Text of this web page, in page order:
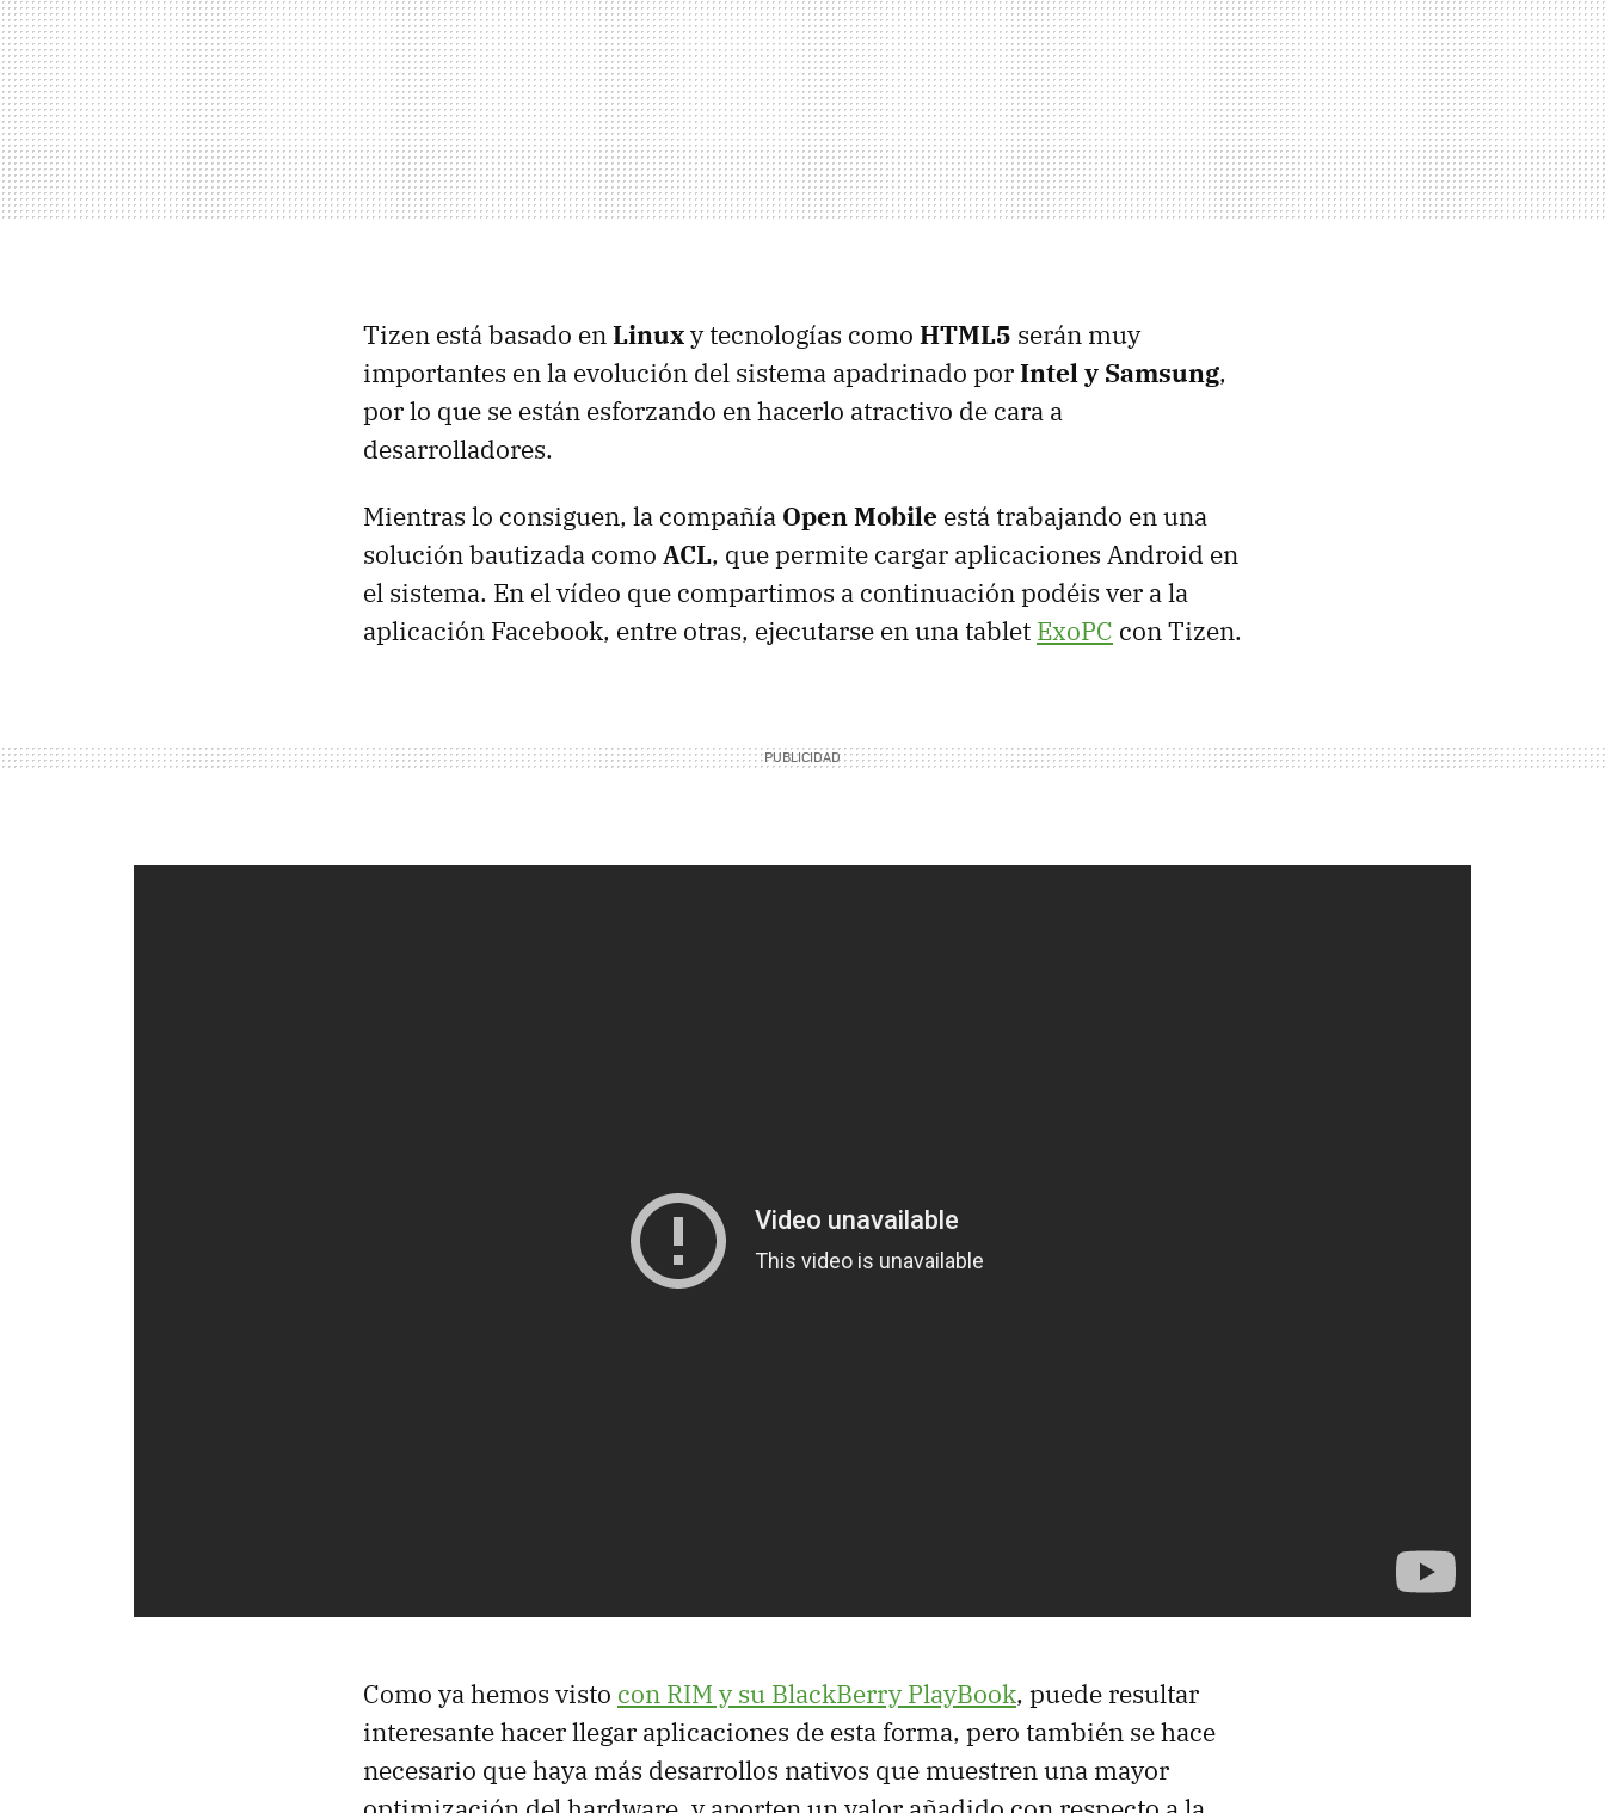
Tizen está basado enLinuxy tecnologías como HTML5 serán muy
importantes en la evolución del sistema apadrinado porIntel y Samsung,
por lo que se están esforzando en hacerlo atractivo de cara a
desarrolladores.
Mientras lo consiguen, la compañía Open Mobile está trabajando en una
solución bautizada como ACL, que permite cargar aplicaciones Android en
el sistema. En el vídeo que compartimos a continuación podéis ver a la
aplicación Facebook, entre otras, ejecutarse en una tablet ExoPC con Tizen.
Como ya hemos visto con RIMy su BlackBerry PlayBook, puede resultar
interesante hacer llegar aplicaciones de esta forma, pero también se hace
necesario que haya más desarrollos nativos que muestren una mayor